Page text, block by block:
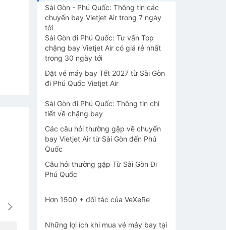
17/08
18/08
Sài Gòn - Phú Quốc: Thông tin các
chuyến bay Vietjet Air trong 7 ngày
tới
Sài Gòn đi Phú Quốc: Tư vấn Top
chặng bay Vietjet Air có giá rẻ nhất
trong 30 ngày tới
Đặt vé máy bay Tết 2027 từ Sài Gòn
đi Phú Quốc Vietjet Air
Sài Gòn đi Phú Quốc: Thông tin chi
tiết về chặng bay
Các câu hỏi thường gặp về chuyến
bay Vietjet Air từ Sài Gòn đến Phú
Quốc
Câu hỏi thường gặp Từ Sài Gòn Đi
Phú Quốc
Hơn 1500 + đối tác của VeXeRe
Những lợi ích khi mua vé máy bay tại